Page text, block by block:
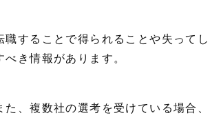
職することで得られることや失って
べき情報があります。
た、複数社の選考を受けている場合